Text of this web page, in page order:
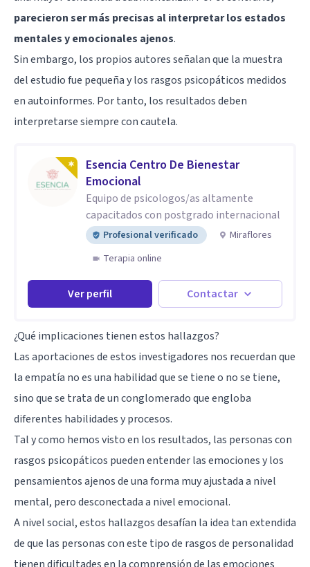
parecieron ser más precisas al interpretar los estados
mentales y emocionales ajenos.
Sin embargo, los propios autores señalan que la muestra
del estudio fue pequeña y los rasgos psicopáticos medidos
en autoinformes. Por tanto, los resultados deben
interpretarse siempre con cautela.
Esencia Centro De Bienestar
Emocional
Equipo de psicologos/as altamente
capacitados con postgrado internacional
Profesional verificado
Miraflores
Terapia online
Ver perfil Contactar
¿Qué implicaciones tienen estos hallazgos?
Las aportaciones de estos investigadores nos recuerdan que
la empatía no es una habilidad que se tiene o no se tiene,
sino que se trata de un conglomerado que engloba
diferentes habilidades y procesos.
Tal y como hemos visto en los resultados, las personas con
rasgos psicopáticos pueden entender las emociones y los
pensamientos ajenos de una forma muy ajustada a nivel
mental, pero desconectada a nivel emocional.
A nivel social, estos hallazgos desafían la idea tan extendida
de que las personas con este tipo de rasgos de personalidad